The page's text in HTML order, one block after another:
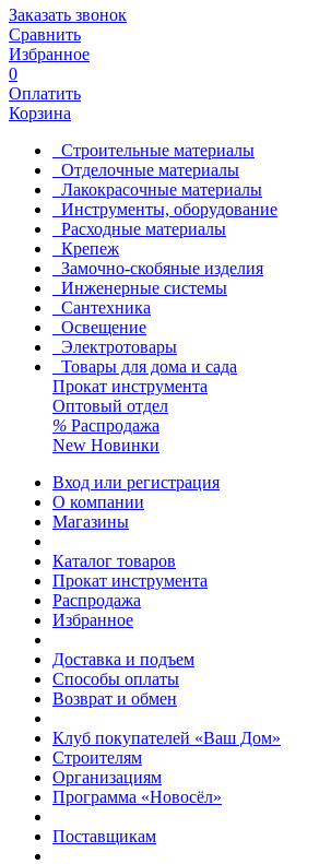
Заказать звонок
Сравнить
Избранное
0
Оплатить
Корзина
Строительные материалы
Отделочные материалы
Лакокрасочные материалы
Инструменты, оборудование
Расходные материалы
Крепеж
Замочно-скобяные изделия
Инженерные системы
Сантехника
Освещение
Электротовары
Товары для дома и сада
Прокат инструмента
Оптовый отдел
% Распродажа
New Новинки
Вход или регистрация
О компании
Магазины
Каталог товаров
Прокат инструмента
Распродажа
Избранное
Доставка и подъем
Способы оплаты
Возврат и обмен
Клуб покупателей «Ваш Дом»
Строителям
Организациям
Программа «Новосёл»
Поставщикам